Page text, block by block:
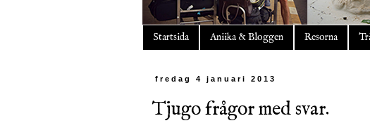
Startsida Aniika & Bloggen Resorna
fredag 4 januari 2013
Tjugo frågor med svar.